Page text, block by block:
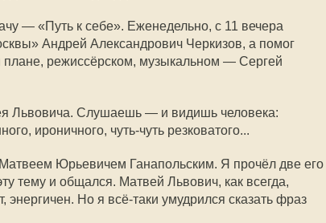
— «Путь к себе». Еженедельно, с 11 вечера
Андрей Александрович Черкизов, а помог
режиссёрском, музыкальном — Сергей
Львовича. Слушаешь — и видишь человека:
ироничного, чуть-чуть резковатого...
Юрьевичем Ганапольским. Я прочёл две его
тему и общался. Матвей Львович, как всегда,
энергичен. Но я всё-таки умудрился сказать фраз